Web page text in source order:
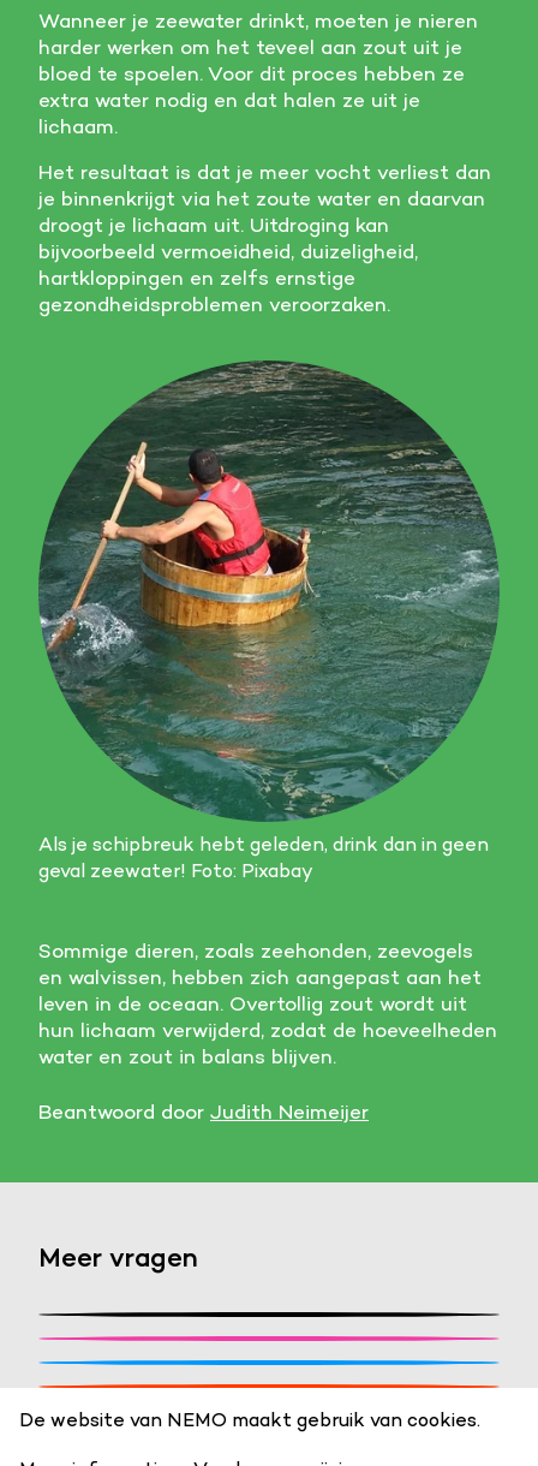
Wanneer je zeewater drinkt, moeten je nieren
harder werken om het teveel aan zout uit je
bloed te spoelen. Voor dit proces hebben ze
extra water nodig en dat halen ze uit je
lichaam.
Het resultaat is dat je meer vocht verliest dan
je binnenkrijgt via het zoute water en daarvan
droogt je lichaam uit. Uitdroging kan
bijvoorbeeld vermoeidheid, duizeligheid,
hartkloppingen en zelfs ernstige
gezondheidsproblemen veroorzaken.
Als je schipbreuk hebt geleden, drink dan in geen
geval zeewater! Foto: Pixabay
Sommige dieren, zoals zeehonden, zeevogels
en walvissen, hebben zich aangepast aan het
leven in de oceaan. Overtollig zout wordt uit
hun lichaam verwijderd, zodat de hoeveelheden
water en zout in balans blijven.
Beantwoord door Judith Neimeijer
Meer vragen
Stel een vraag
Stel je vraag en de NEMO redactie zoekt het
voor je uit!
Kunnen we van gras melk maken?
Bekijk antwoord
Heeft een volwassene grotere of
meer cellen dan een kind?
Waarom piepen je oren soms?
De website van NEMO maakt gebruik van cookies.